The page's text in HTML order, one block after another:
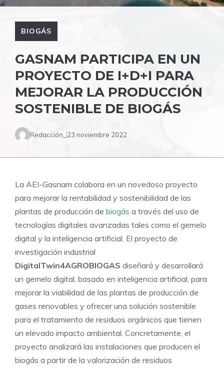
BIOGÁS
GASNAM PARTICIPA EN UN
PROYECTO DE I+D+I PARA
MEJORAR LA PRODUCCIÓN
SOSTENIBLE DE BIOGÁS
Redacción_ 23 noviembre 2022
La AEI-Gasnam colabora en un novedoso proyecto
para mejorar la rentabilidad y sostenibilidad de las
plantas de producción de biogás a través del uso de
tecnologías digitales avanzadas tales como el gemelo
digital y la inteligencia artificial. El proyecto de
investigación industrial
DigitalTwin4AGROBIOGAS diseñará y desarrollará
un gemelo digital, basado en inteligencia artificial, para
mejorar la viabilidad de las plantas de producción de
gases renovables y ofrecer una solución sostenible
para el tratamiento de residuos orgánicos que tienen
un elevado impacto ambiental. Concretamente, el
proyecto analizará las instalaciones que producen el
biogás a partir de la valorización de residuos